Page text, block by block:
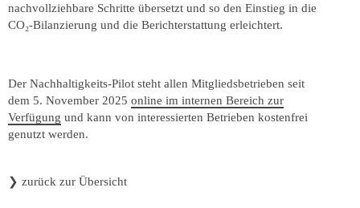
nachvollziehbare Schritte übersetzt und so den Einstieg in die
CO₂-Bilanzierung und die Berichterstattung erleichtert.
Der Nachhaltigkeits-Pilot steht allen Mitgliedsbetrieben seit
dem 5. November 2025 online im internen Bereich zur
Verfügung und kann von interessierten Betrieben kostenfrei
genutzt werden.
❯ zurück zur Übersicht